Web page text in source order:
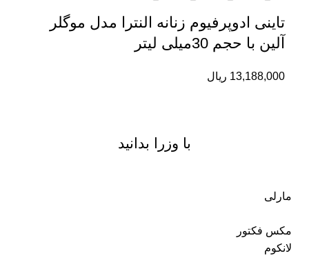
تاینی ادوپرفیوم زنانه النترا مدل موگلر
آلین با حجم 30میلی لیتر
13,188,000 ریال
با وزرا بدانید
مارلی
مکس فکتور
لانکوم